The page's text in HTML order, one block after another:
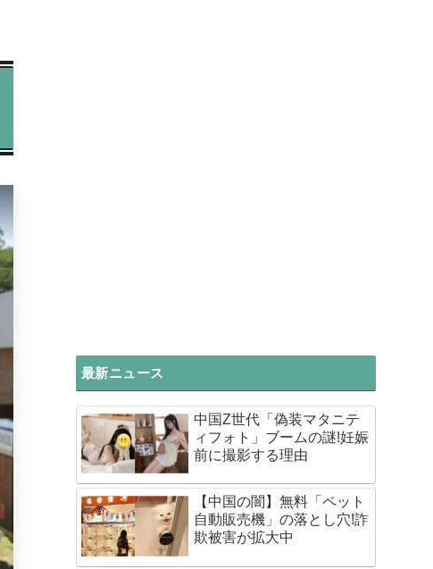
最新ニュース
中国Z世代「偽装マタニテ
ィフォト」ブームの謎!妊娠
前に撮影する理由
【中国の闇】無料「ペット
自動販売機」の落とし穴!詐
欺被害が拡大中